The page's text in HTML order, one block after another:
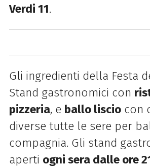
Verdi 11.
Gli ingredienti della Festa
Stand gastronomici con
pizzeria, e ballo lisciocon
diverse tutte le sere per
compagnia. Gli stand
aperti ogni sera dalle ore